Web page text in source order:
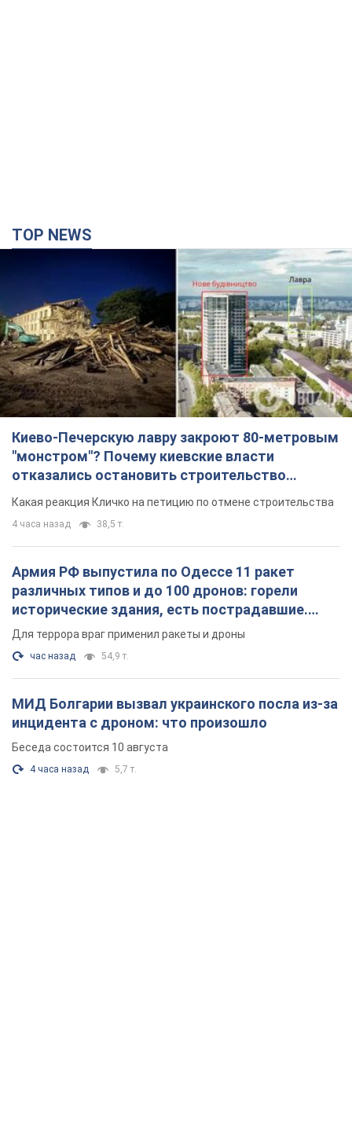
TOP NEWS
Киево-Печерскую лавру закроют 80-метровым
"монстром"? Почему киевские власти
отказались остановить строительство
небоскреба "московского верующего"
Какая реакция Кличко на петицию по отмене строительства
4 часа назад 38,5 т.
Армия РФ выпустила по Одессе 11 ракет
различных типов и до 100 дронов: горели
исторические здания, есть пострадавшие.
Фото и видео
Для террора враг применил ракеты и дроны
час назад 54,9 т.
МИД Болгарии вызвал украинского посла из-за
инцидента с дроном: что произошло
Беседа состоится 10 августа
4 часа назад 5,7 т.